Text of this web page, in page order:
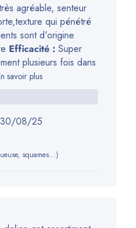
agréable, senteur
qui pénétré
sont d'origine
Efficacité : Super
plusieurs fois dans
savoir plus
Date
publication
30/08/25
squames...)